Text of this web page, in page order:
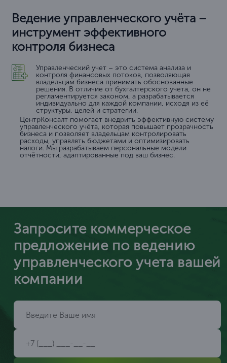
Ведение управленческого учёта –
инструмент эффективного
контроля бизнеса
Управленческий учет – это система анализа и
контроля финансовых потоков, позволяющая
владельцам бизнеса принимать обоснованные
решения. В отличие от бухгалтерского учета, он не
регламентируется законом, а разрабатывается
индивидуально для каждой компании, исходя из её
структуры, целей и стратегии.
ЦентрКонсалт помогает внедрить эффективную систему
управленческого учёта, которая повышает прозрачность
бизнеса и позволяет владельцам контролировать
расходы, управлять бюджетами и оптимизировать
налоги. Мы разрабатываем персональные модели
отчётности, адаптированные под ваш бизнес.
Запросите коммерческое
предложение по ведению
управленческого учета вашей
компании